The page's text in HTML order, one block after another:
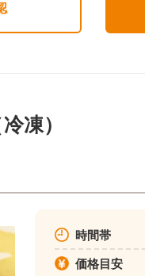
凍）
時間帯
価格目安